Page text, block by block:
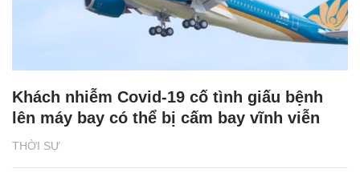
THỜI SỰ
Khách nhiễm Covid-19 cố tình giấu bệnh
lên máy bay có thể bị cấm bay vĩnh viễn